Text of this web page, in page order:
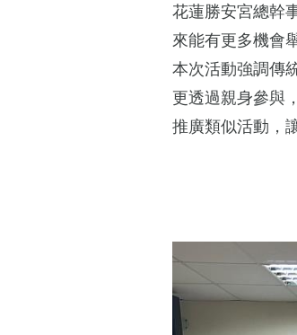
花蓮勝安宮總幹
來能有更多機會
本次活動強調傳
更透過親身參與
推廣類似活動，